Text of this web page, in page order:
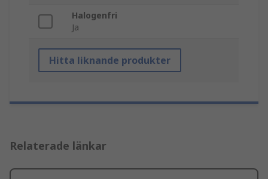
Halogenfri
Ja
Hitta liknande produkter
Relaterade länkar